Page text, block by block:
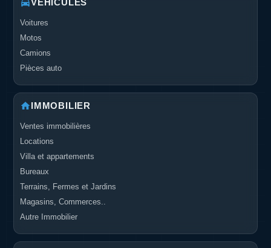
VÉHICULES
Voitures
Motos
Camions
Pièces auto
IMMOBILIER
Ventes immobilières
Locations
Villa et appartements
Bureaux
Terrains, Fermes et Jardins
Magasins, Commerces..
Autre Immobilier